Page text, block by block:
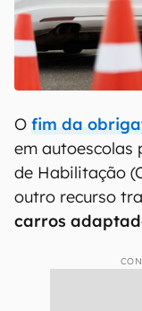
O fim da
em autoescolas
de Habilitação
outro recurso
carros